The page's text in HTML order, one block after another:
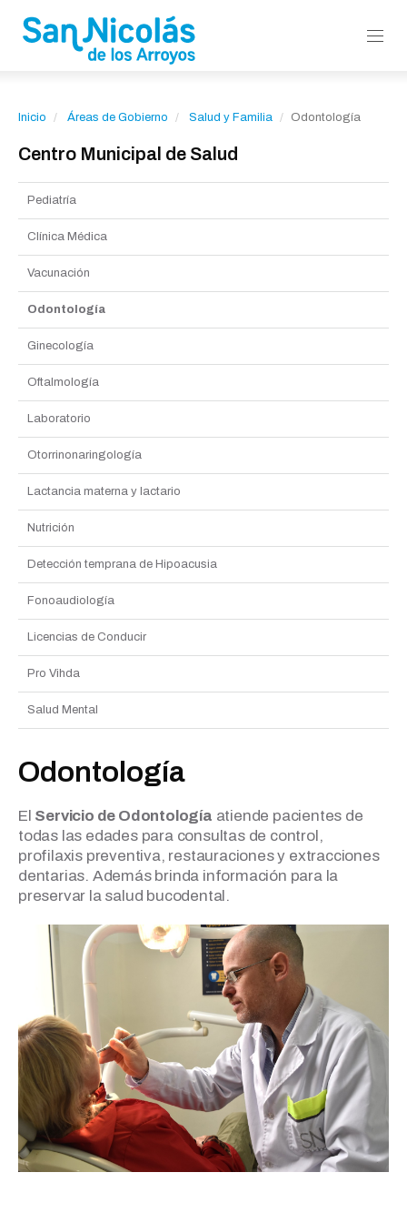
Inicio Áreas de Gobierno Salud y Familia Odontología
Centro Municipal de Salud
Pediatría
Clínica Médica
Vacunación
Odontología
Ginecología
Oftalmología
Laboratorio
Otorrinonaringología
Lactancia materna y lactario
Nutrición
Detección temprana de Hipoacusia
Fonoaudiología
Licencias de Conducir
Pro Vihda
Salud Mental
Odontología
El Servicio de Odontología atiende pacientes de
todas las edades para consultas de control,
profilaxis preventiva, restauraciones y extracciones
dentarias. Además brinda información para la
preservar la salud bucodental.